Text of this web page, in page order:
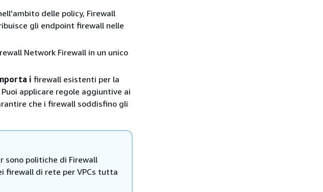
delle policy, Firewall
gli endpoint firewall nelle
Network Firewall in un unico
i firewall esistenti per la
applicare regole aggiuntive ai
che i firewall soddisfino gli
sono politiche di Firewall
firewall di rete per VPCs tutta